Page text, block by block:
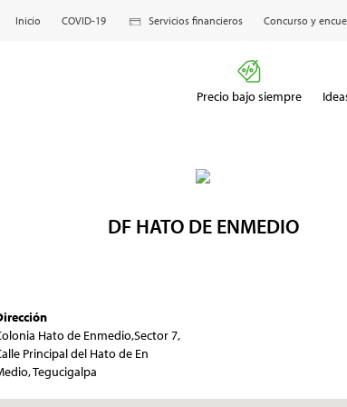
Inicio COVID-19 Servicios financieros Concurso y
Precio bajo siempre
DF HATO DE ENMEDIO
Hato de Enmedio,Sector 7,
Principal del Hato de En
Tegucigalpa